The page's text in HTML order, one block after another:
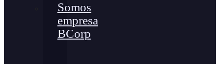
Somos
empresa
BCorp